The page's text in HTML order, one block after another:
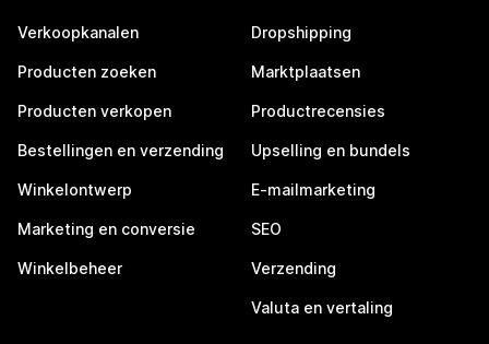
Verkoopkanalen
Producten zoeken
Producten verkopen
Bestellingen en verzending
Winkelontwerp
Marketing en conversie
Winkelbeheer
Dropshipping
Marktplaatsen
Productrecensies
Upselling en bundels
E-mailmarketing
SEO
Verzending
Valuta en vertaling